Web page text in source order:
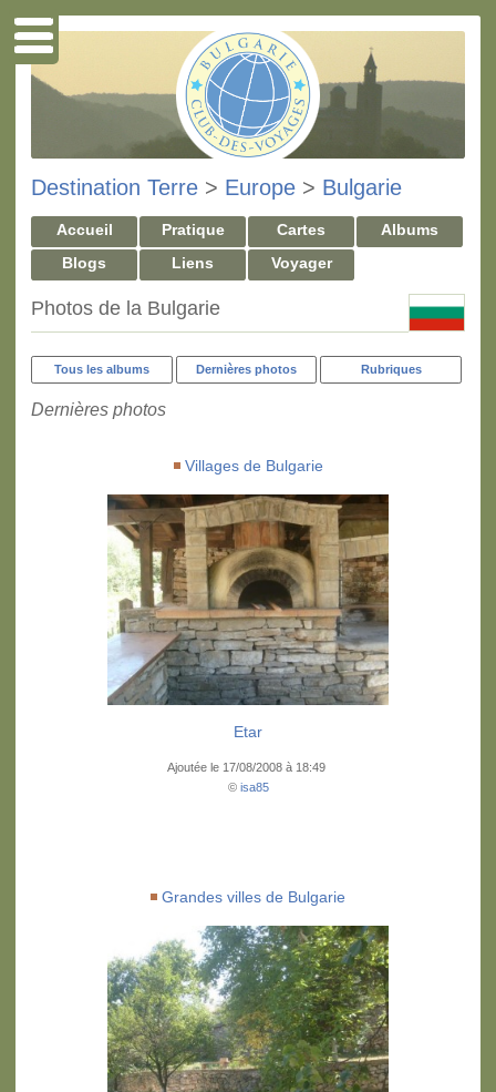
Destination Terre > Europe > Bulgarie
Accueil Pratique Cartes
Albums
Blogs
Liens Voyager
Photos de la Bulgarie
Tous les albums Dernières photos Rubriques
Dernières photos
Villages de Bulgarie
Etar
Ajoutée le 17/08/2008 à 18:49
© isa85
Grandes villes de Bulgarie